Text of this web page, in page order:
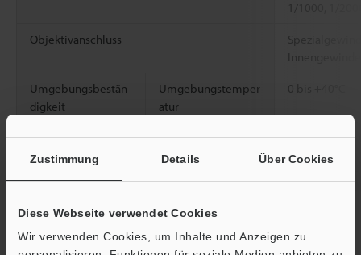
Zustimmung Details Über Cookies
Diese Webseite verwendet Cookies
Wir verwenden Cookies, um Inhalte und Anzeigen zu
Objektivanschluss
Umgebungsbestän
digkeit
Umgebungstemper
atur
0 bis +40°C
Relative
Luftfeuchtigkeit
85% RLF
Gewicht Ca. 135 g